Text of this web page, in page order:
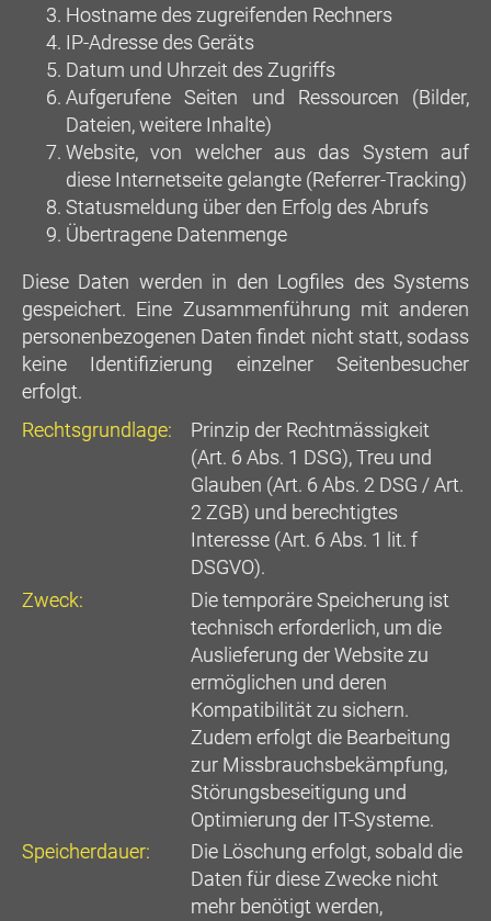
Hostname des zugreifenden Rechners
IP-Adresse des Geräts
Datum und Uhrzeit des Zugriffs
Aufgerufene Seiten und Ressourcen (Bilder,
Dateien, weitere Inhalte)
Website, von welcher aus das System auf
diese Internetseite gelangte (Referrer-Tracking)
Statusmeldung über den Erfolg des Abrufs
Übertragene Datenmenge
Diese Daten werden in den Logfiles des Systems
gespeichert. Eine Zusammenführung mit anderen
personenbezogenen Daten findet nicht statt, sodass
keine Identifizierung einzelner Seitenbesucher
erfolgt.
Rechtsgrundlage:
Prinzip der Rechtmässigkeit
(Art. 6 Abs. 1 DSG), Treu und
Glauben (Art. 6 Abs. 2 DSG / Art.
2 ZGB) und berechtigtes
Interesse (Art. 6 Abs. 1 lit. f
DSGVO).
Zweck:
Die temporäre Speicherung ist
technisch erforderlich, um die
Auslieferung der Website zu
ermöglichen und deren
Kompatibilität zu sichern.
Zudem erfolgt die Bearbeitung
zur Missbrauchsbekämpfung,
Störungsbeseitigung und
Optimierung der IT-Systeme.
Speicherdauer:
Die Löschung erfolgt, sobald die
Daten für diese Zwecke nicht
mehr benötigt werden,